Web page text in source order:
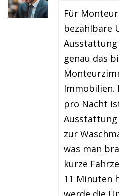
Für
bezahlbare
genau das
Immobilien.
pro Nacht
Ausstattung
zur
was man
kurze
11 Minuten